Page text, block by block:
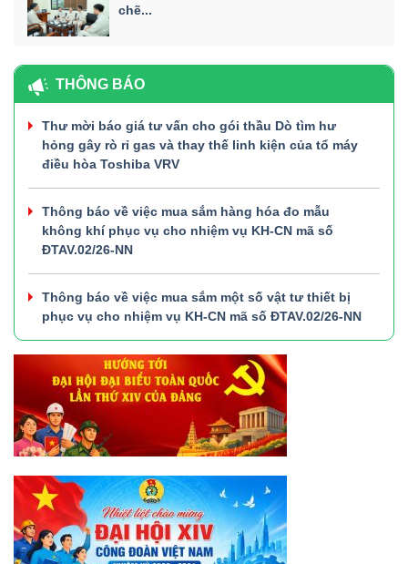
chẽ...
THÔNG BÁO
Thư mời báo giá tư vấn cho gói thầu Dò tìm hư
hỏng gây rò rỉ gas và thay thế linh kiện của tổ máy
điều hòa Toshiba VRV
Thông báo về việc mua sắm hàng hóa đo mẫu
không khí phục vụ cho nhiệm vụ KH-CN mã số
ĐTAV.02/26-NN
Thông báo về việc mua sắm một số vật tư thiết bị
phục vụ cho nhiệm vụ KH-CN mã số ĐTAV.02/26-NN